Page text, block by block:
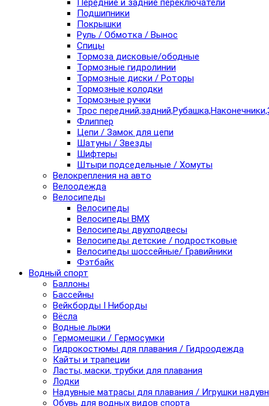
Передние и задние переключатели
Подшипники
Покрышки
Руль / Обмотка / Вынос
Спицы
Тормоза дисковые/ободные
Тормозные гидролинии
Тормозные диски / Роторы
Тормозные колодки
Тормозные ручки
Трос
Флиппер
Цепи / Замок для цепи
Шатуны / Звезды
Шифтеры
Штыри подседельные / Хомуты
Велокрепления на авто
Велоодежда
Велосипеды
Велосипеды
Велосипеды BMX
Велосипеды двухподвесы
Велосипеды детские / подростковые
Велосипеды шоссейные/ Гравийники
Фэтбайк
Водный спорт
Баллоны
Бассейны
Вейкборды I Ниборды
Вёсла
Водные лыжи
Гермомешки / Гермосумки
Гидрокостюмы для плавания / Гидроодежда
Кайты и трапеции
Ласты, маски, трубки для плавания
Лодки
Надувные матрасы для плавания / Игрушки
Обувь для водных видов спорта